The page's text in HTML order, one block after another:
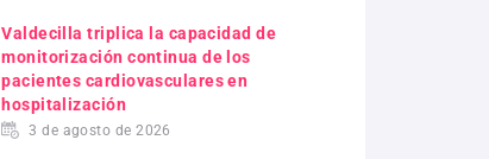
Valdecilla triplica la capacidad de
monitorización continua de los
pacientes cardiovasculares en
hospitalización
3 de agosto de 2026